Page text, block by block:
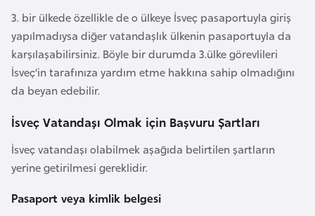
3. bir ülkede özellikle de o ülkeye İsveç pasaportuyla giriş
yapılmadıysa diğer vatandaşlık ülkenin pasaportuyla da
karşılaşabilirsiniz. Böyle bir durumda 3.ülke görevlileri
İsveç’in tarafınıza yardım etme hakkına sahip olmadığını
da beyan edebilir.
İsveç Vatandaşı Olmak için Başvuru Şartları
İsveç vatandaşı olabilmek aşağıda belirtilen şartların
yerine getirilmesi gereklidir.
Pasaport veya kimlik belgesi
e
l
ç
i
k
a
e
i